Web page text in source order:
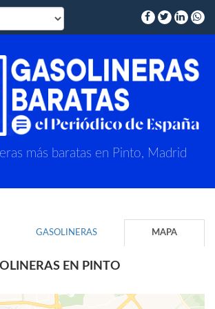
más baratas en Pinto, Madrid
GASOLINERAS MAPA
EN PINTO